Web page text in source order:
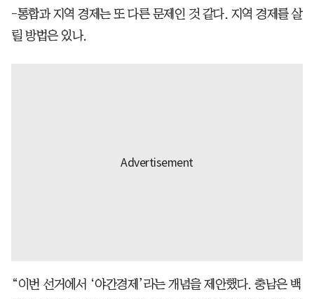
-통합과 지역 경제는 또 다른 문제인 것 같다. 지역 경제를 살
릴 방법은 있나.
“이번 선거에서 ‘야간경제’라는 개념을 제안했다. 충남은 백